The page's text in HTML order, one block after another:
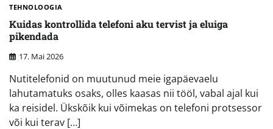
TEHNOLOOGIA
Kuidas kontrollida telefoni aku tervist ja eluiga
pikendada
17. Mai 2026
Nutitelefonid on muutunud meie igapäevaelu
lahutamatuks osaks, olles kaasas nii tööl, vabal ajal kui
ka reisidel. Ükskõik kui võimekas on telefoni protsessor
või kui terav […]